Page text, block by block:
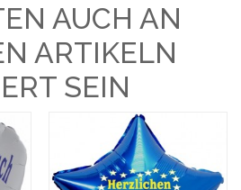
AUCH AN
ARTIKELN
SEIN